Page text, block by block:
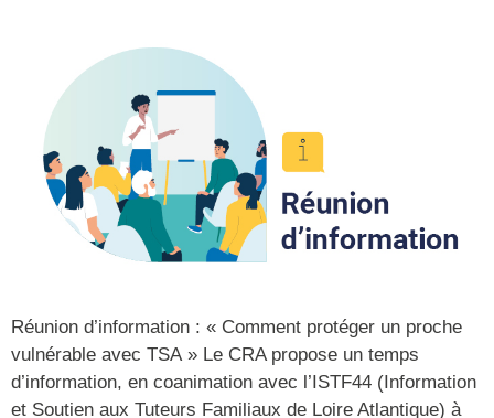
Réunion d’information : « Comment protéger un proche
vulnérable avec TSA » Le CRA propose un temps
d’information, en coanimation avec l’ISTF44 (Information
et Soutien aux Tuteurs Familiaux de Loire Atlantique) à